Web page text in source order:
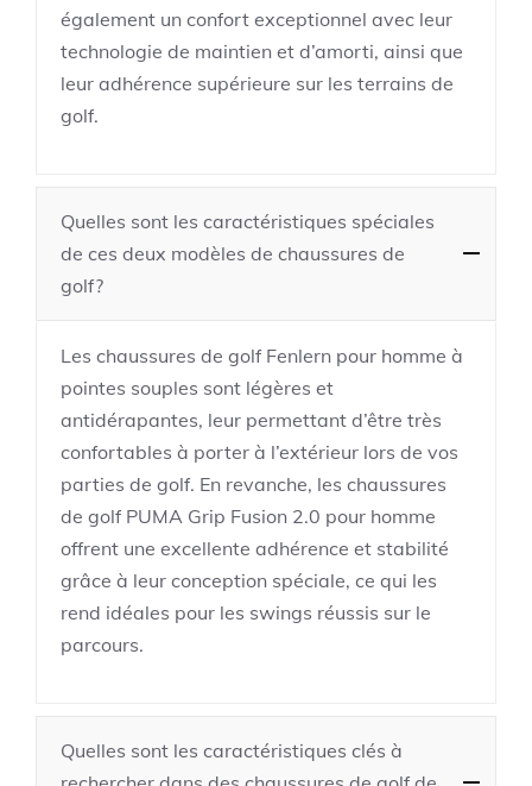
également un confort exceptionnel avec leur
technologie de maintien et d’amorti, ainsi que
leur adhérence supérieure sur les terrains de
golf.
Quelles sont les caractéristiques spéciales
de ces deux modèles de chaussures de
golf?
Les chaussures de golf Fenlern pour homme à
pointes souples sont légères et
antidérapantes, leur permettant d’être très
confortables à porter à l’extérieur lors de vos
parties de golf. En revanche, les chaussures
de golf PUMA Grip Fusion 2.0 pour homme
offrent une excellente adhérence et stabilité
grâce à leur conception spéciale, ce qui les
rend idéales pour les swings réussis sur le
parcours.
Quelles sont les caractéristiques clés à